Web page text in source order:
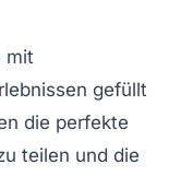
mit
gefüllt
die perfekte
teilen und die